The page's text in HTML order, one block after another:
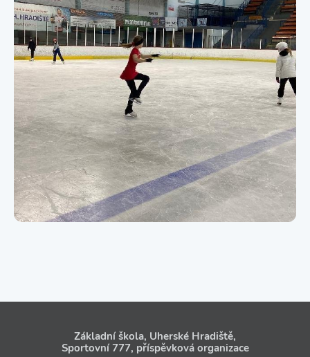
Základní škola, Uherské Hradiště,
Sportovní 777, příspěvková organizace